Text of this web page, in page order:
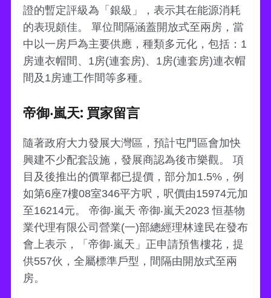
證的暫定評級為「銀級」，表示其在能源消耗
的表現頗佳。 單位間隔涵蓋開放式至兩房，當
中以一房戶為主要供應，種類多元化，包括：1
房連衣帽間、1房(連套房)、1房(連套房)連衣帽
間及1房連工作間等多種。
帝御‧嵐天: 買家留言
隨著政府大力發展大灣區，預計屯門區會加快
興建不少配套設施，發展商認為後市樂觀。 項
目及後推出的價單都已提價，部分加1.5%，例
如第6座7樓08室346平方呎，呎價由15974元加
至16214元。 帝御‧嵐天 帝御‧嵐天2023 恒基物
業代理有限公司營業(一)部總經理林達民在發布
會上表示，「帝御‧嵐天」正申請預售樓花，提
供557伙，全屬標準戶型，間隔由開放式至兩
房。